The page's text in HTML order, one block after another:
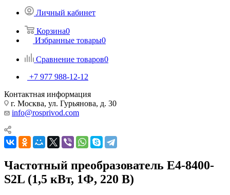
Личный кабинет
Корзина0
Избранные товары0
Сравнение товаров0
+7 977 988-12-12
Контактная информация
г. Москва, ул. Гурьянова, д. 30
info@rosprivod.com
Частотный преобразователь E4-8400-
S2L (1,5 кВт, 1Ф, 220 В)